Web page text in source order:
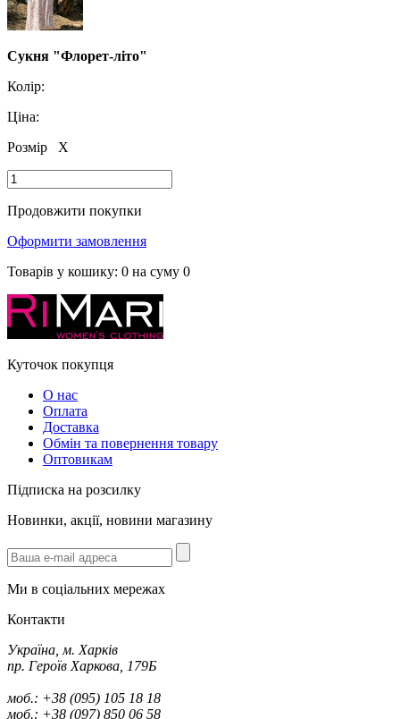
Сукня "Флорет-літо"
Колір:
Ціна:
Розмір
X
Продовжити покупки
Оформити замовлення
Товарів у кошику: 0 на суму 0
Куточок покупця
О нас
Оплата
Доставка
Обмін та повернення товару
Оптовикам
Підписка на розсилку
Новинки, акції, новини магазину
Ми в соціальних мережах
Контакти
Україна, м. Харків
пр. Героїв Харкова, 179Б
моб.: +38 (095) 105 18 18
моб.: +38 (097) 850 06 58